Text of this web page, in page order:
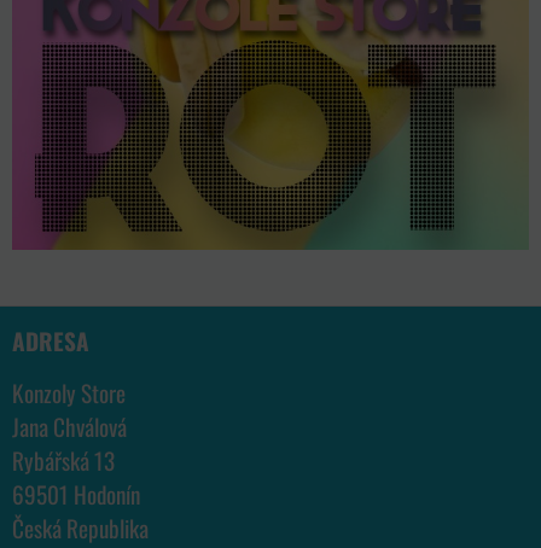
ADRESA
Konzoly Store
Jana Chválová
Rybářská 13
69501 Hodonín
Česká Republika